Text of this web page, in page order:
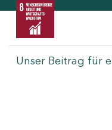
Unser Beitrag für